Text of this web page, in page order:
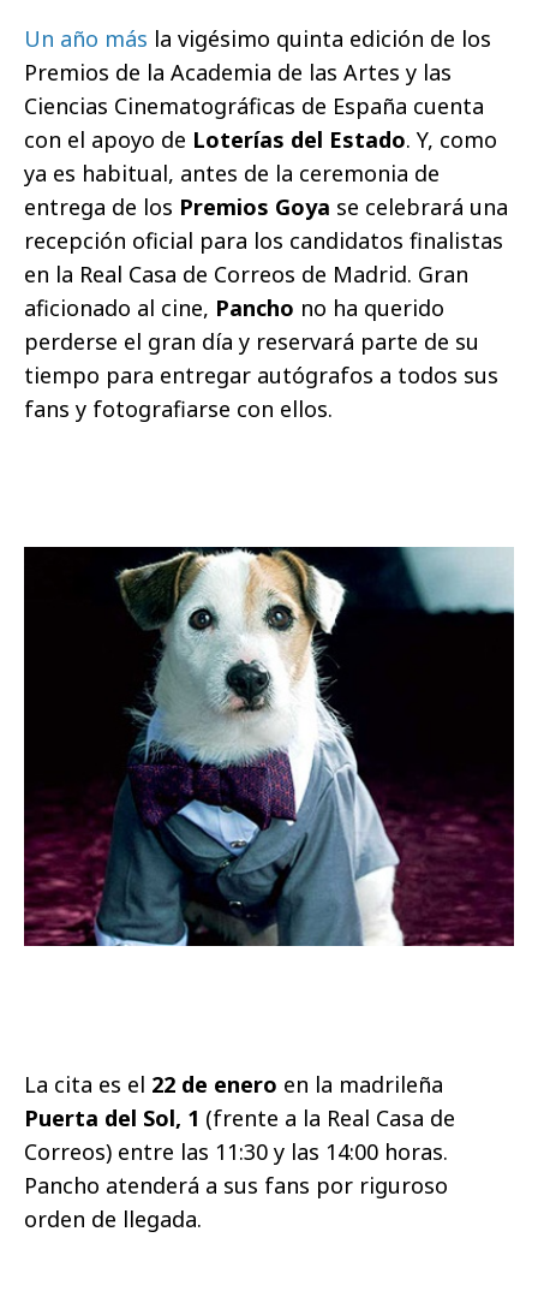
Un año más la vigésimo quinta edición de los
Premios de la Academia de las Artes y las
Ciencias Cinematográficas de España cuenta
con el apoyo de Loterías del Estado. Y, como
ya es habitual, antes de la ceremonia de
entrega de los Premios Goya se celebrará una
recepción oficial para los candidatos finalistas
en la Real Casa de Correos de Madrid. Gran
aficionado al cine, Pancho no ha querido
perderse el gran día y reservará parte de su
tiempo para entregar autógrafos a todos sus
fans y fotografiarse con ellos.
La cita es el 22 de enero en la madrileña
Puerta del Sol, 1 (frente a la Real Casa de
Correos) entre las 11:30 y las 14:00 horas.
Pancho atenderá a sus fans por riguroso
orden de llegada.